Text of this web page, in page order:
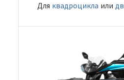
Для квадроцикла или